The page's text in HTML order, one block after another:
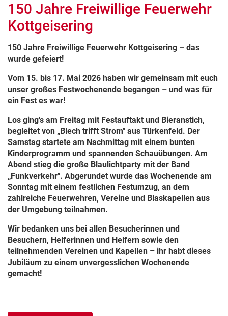
150 Jahre Freiwillige Feuerwehr
Kottgeisering
150 Jahre Freiwillige Feuerwehr Kottgeisering – das
wurde gefeiert!
Vom 15. bis 17. Mai 2026 haben wir gemeinsam mit euch
unser großes Festwochenende begangen – und was für
ein Fest es war!
Los ging's am Freitag mit Festauftakt und Bieranstich,
begleitet von „Blech trifft Strom" aus Türkenfeld. Der
Samstag startete am Nachmittag mit einem bunten
Kinderprogramm und spannenden Schauübungen. Am
Abend stieg die große Blaulichtparty mit der Band
„Funkverkehr". Abgerundet wurde das Wochenende am
Sonntag mit einem festlichen Festumzug, an dem
zahlreiche Feuerwehren, Vereine und Blaskapellen aus
der Umgebung teilnahmen.
Wir bedanken uns bei allen Besucherinnen und
Besuchern, Helferinnen und Helfern sowie den
teilnehmenden Vereinen und Kapellen – ihr habt dieses
Jubiläum zu einem unvergesslichen Wochenende
gemacht!